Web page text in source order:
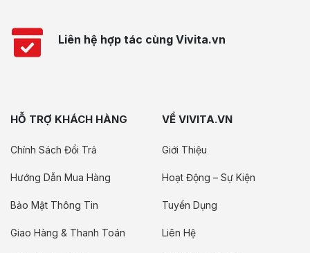
Liên hệ hợp tác cùng Vivita.vn
HỖ TRỢ KHÁCH HÀNG
Chính Sách Đổi Trả
Hướng Dẫn Mua Hàng
Bảo Mật Thông Tin
Giao Hàng & Thanh Toán
VỀ VIVITA.VN
Giới Thiệu
Hoạt Động – Sự Kiện
Tuyển Dụng
Liên Hệ